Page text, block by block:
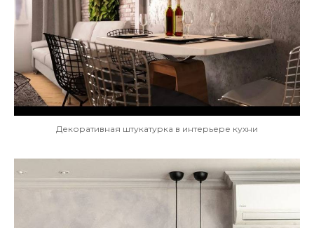
Декоративная штукатурка в интерьере кухни